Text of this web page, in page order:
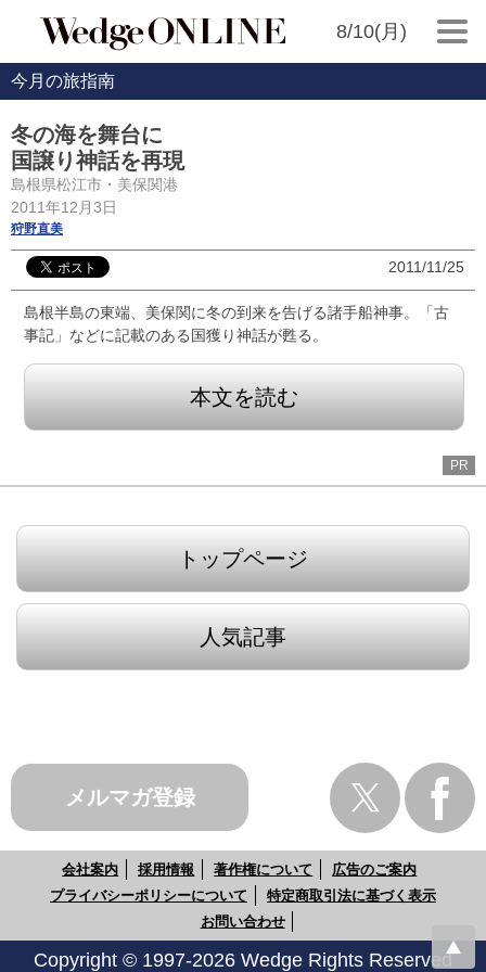
8/10(月)
今月の旅指南
冬の海を舞台に
国譲り神話を再現
島根県松江市・美保関港
2011年12月3日
狩野直美
2011/11/25
島根半島の東端、美保関に冬の到来を告げる諸手船神事。「古
事記」などに記載のある国獲り神話が甦る。
本文を読む
PR
トップページ
人気記事
メルマガ登録
会社案内 採用情報 著作権について
広告のご案内
プライバシーポリシーについて
特定商取引法に基づく表示
お問い合わせ
Copyright © 1997-2026 Wedge Rights Reserved